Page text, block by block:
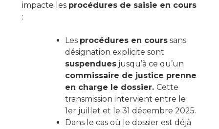
impacte les procédures de saisie en cours
:
Les procédures en cours sans
désignation explicite sont
suspendues jusqu’à ce qu’un
commissaire de justice prenne
en charge le dossier. Cette
transmission intervient entre le
1er juillet et le 31 décembre 2025.
Dans le cas où le dossier est déjà